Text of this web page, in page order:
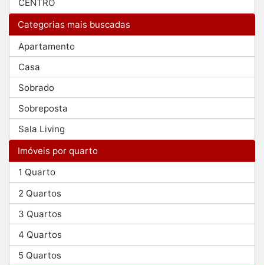
CENTRO
Categorias mais buscadas
Apartamento
Casa
Sobrado
Sobreposta
Sala Living
Imóveis por quarto
1 Quarto
2 Quartos
3 Quartos
4 Quartos
5 Quartos